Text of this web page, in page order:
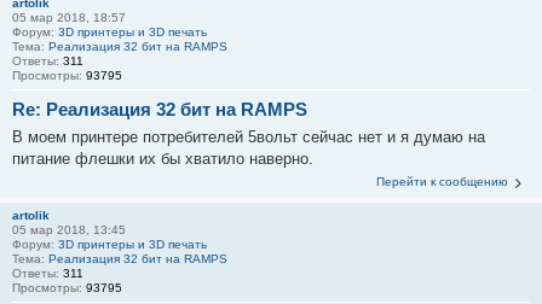
artolik
05 мар 2018, 18:57
Форум: 3D принтеры и 3D печать
Тема: Реализация 32 бит на RAMPS
Ответы: 311
Просмотры: 93795
Re: Реализация 32 бит на RAMPS
В моем принтере потребителей 5вольт сейчас нет и я думаю на
питание флешки их бы хватило наверно.
Перейти к сообщению
artolik
05 мар 2018, 13:45
Форум: 3D принтеры и 3D печать
Тема: Реализация 32 бит на RAMPS
Ответы: 311
Просмотры: 93795